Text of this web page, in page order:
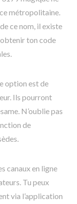
métropolitaine.
ce nom, il existe
ton code
option est de
Ils pourront
N’oublie pas
de
canaux en ligne
Tu peux
via l’application